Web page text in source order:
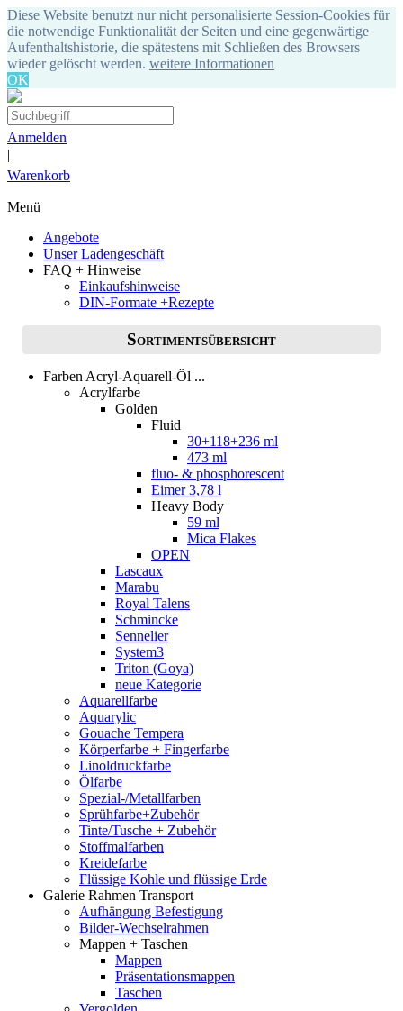
Diese Website benutzt nur nicht personalisierte Session-Cookies für
die notwendige Funktionalität der Seiten und eine gegenwärtige
Aufenthaltshistorie, die spätestens mit Schließen des Browsers
wieder gelöscht werden. weitere Informationen
OK
Anmelden
|
Warenkorb
Menü
Angebote
Unser Ladengeschäft
FAQ + Hinweise
Einkaufshinweise
DIN-Formate +Rezepte
Sortimentsübersicht
Farben Acryl-Aquarell-Öl ...
Acrylfarbe
Golden
Fluid
30+118+236 ml
473 ml
fluo- & phosphorescent
Eimer 3,78 l
Heavy Body
59 ml
Mica Flakes
OPEN
Lascaux
Marabu
Royal Talens
Schmincke
Sennelier
System3
Triton (Goya)
neue Kategorie
Aquarellfarbe
Aquarylic
Gouache Tempera
Körperfarbe + Fingerfarbe
Linoldruckfarbe
Ölfarbe
Spezial-/Metallfarben
Sprühfarbe+Zubehör
Tinte/Tusche + Zubehör
Stoffmalfarben
Kreidefarbe
Flüssige Kohle und flüssige Erde
Galerie Rahmen Transport
Aufhängung Befestigung
Bilder-Wechselrahmen
Mappen + Taschen
Mappen
Präsentationsmappen
Taschen